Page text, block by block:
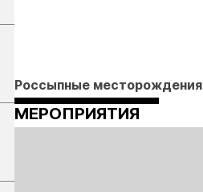
Россыпные месторождения
МЕРОПРИЯТИЯ